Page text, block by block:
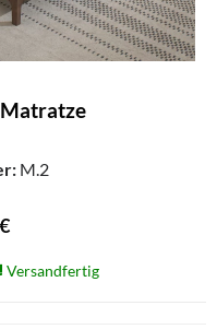
M.2
Versandfertig